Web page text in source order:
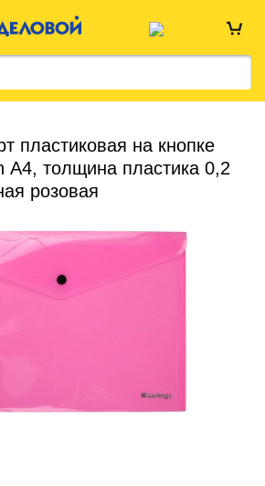
пластиковая на кнопке
А4, толщина пластика 0,2
розовая